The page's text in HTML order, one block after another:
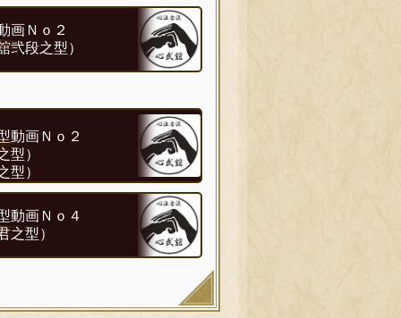
画Ｎｏ２
弐段之型）
動画Ｎｏ２
型）
型）
動画Ｎｏ４
之型）